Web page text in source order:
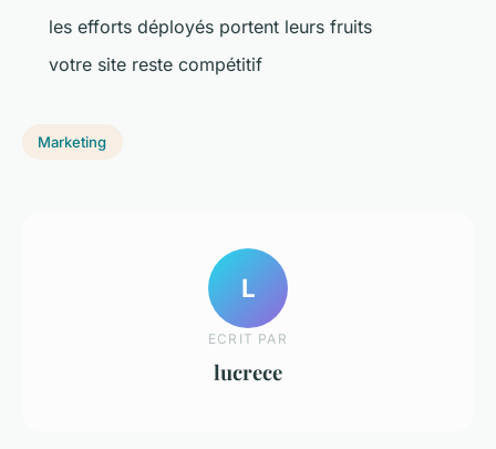
les efforts déployés portent leurs fruits
votre site reste compétitif
Marketing
L
ECRIT PAR
lucrece